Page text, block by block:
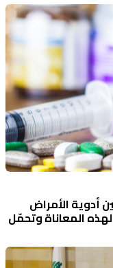
أدوية الأمراض
المعاناة وتحمّل